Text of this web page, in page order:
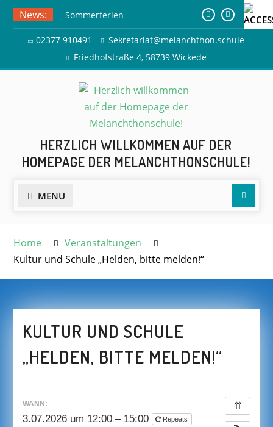
Skip
content
News:
Sommerferien
Ausflug zur Freilichtbühne
Herdringen
02377 910491
Sekretariat@melanchthon.schule
Friedhofstraße 4, 58739 Wickede
HERZLICH WILLKOMMEN AUF DER
HOMEPAGE DER MELANCHTHONSCHULE!
MENU
Home
Veranstaltungen
Kultur und Schule „Helden, bitte melden!“
KULTUR UND SCHULE
„HELDEN, BITTE MELDEN!“
WANN:
3.07.2026 um 12:00 – 15:00 Repeats